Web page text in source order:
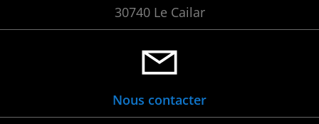
30740 Le Cailar
Nous contacter